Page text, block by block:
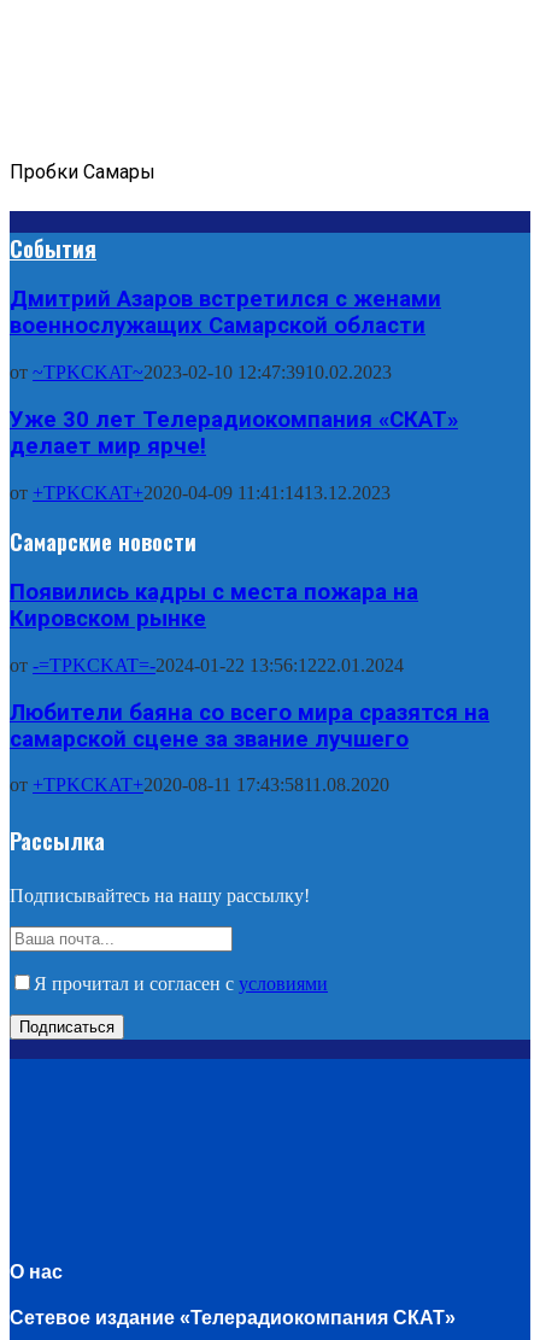
Пробки Самары
События
Дмитрий Азаров встретился с женами
военнослужащих Самарской области
от ~TPKCKAT~2023-02-10 12:47:3910.02.2023
Уже 30 лет Телерадиокомпания «СКАТ»
делает мир ярче!
от +TPKCKAT+2020-04-09 11:41:1413.12.2023
Самарские новости
Появились кадры с места пожара на
Кировском рынке
от -=TPKCKAT=-2024-01-22 13:56:1222.01.2024
Любители баяна со всего мира сразятся на
самарской сцене за звание лучшего
от +TPKCKAT+2020-08-11 17:43:5811.08.2020
Рассылка
Подписывайтесь на нашу рассылку!
Я прочитал и согласен с условиями
О нас
Сетевое издание «Телерадиокомпания СКАТ»